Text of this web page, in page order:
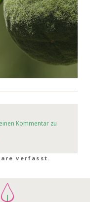
Kommentar zu
verfasst.